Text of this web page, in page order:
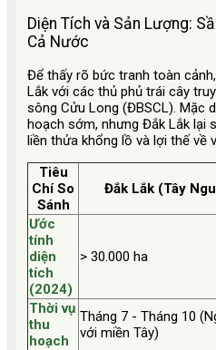
Diện Tích và Sản Lượng:
Cả Nước
Để thấy rõ bức tranh toàn
Lắk với các thủ phủ trái cây
sông Cửu Long (ĐBSCL). Mặc
hoạch sớm, nhưng Đắk Lắk lại
liền thửa khổng lồ và lợi thế về
Tiêu
Chí So
Sánh
Đắk Lắk (Tây
Ước
tính
diện
tích
(2024)
> 30.000 ha
Thời vụ
thu
hoạch
Tháng 7 - Tháng 10
với miền Tây)